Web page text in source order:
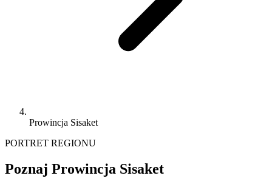
Prowincja Sisaket
PORTRET REGIONU
Poznaj Prowincja Sisaket